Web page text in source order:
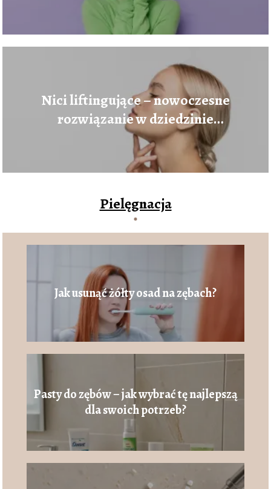
Nici liftingujące – nowoczesne
rozwiązanie w dziedzinie
medycyny estetycznej
Pielęgnacja
Jak usunąć żółty osad na zębach?
Pasty do zębów – jak wybrać tę najlepszą
dla swoich potrzeb?